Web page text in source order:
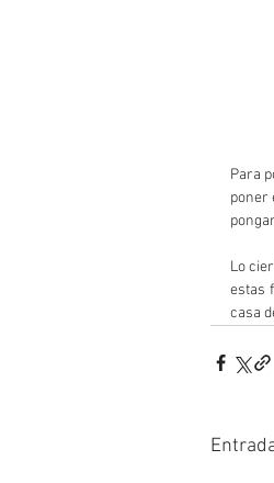
Para
poner
Lo
estas
casa